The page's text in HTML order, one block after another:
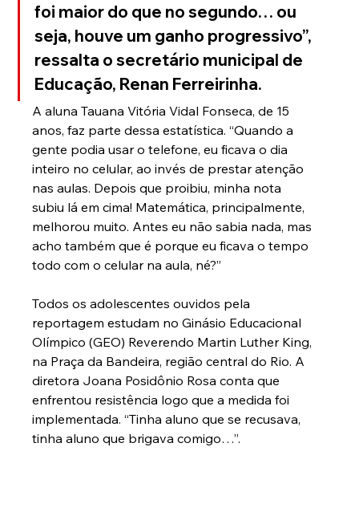
foi maior do que no segundo… ou
seja, houve um ganho progressivo”,
ressalta o secretário municipal de
Educação, Renan Ferreirinha.
A aluna Tauana Vitória Vidal Fonseca, de 15
anos, faz parte dessa estatística. “Quando a
gente podia usar o telefone, eu ficava o dia
inteiro no celular, ao invés de prestar atenção
nas aulas. Depois que proibiu, minha nota
subiu lá em cima! Matemática, principalmente,
melhorou muito. Antes eu não sabia nada, mas
acho também que é porque eu ficava o tempo
todo com o celular na aula, né?”
Todos os adolescentes ouvidos pela
reportagem estudam no Ginásio Educacional
Olímpico (GEO) Reverendo Martin Luther King,
na Praça da Bandeira, região central do Rio. A
diretora Joana Posidônio Rosa conta que
enfrentou resistência logo que a medida foi
implementada. “Tinha aluno que se recusava,
tinha aluno que brigava comigo…”.